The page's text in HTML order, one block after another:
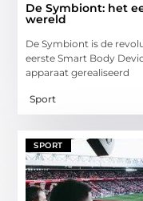
De Symbiont: het
wereld
De Symbiont is de
eerste Smart Body
apparaat gerealiseerd
Sport
SPORT